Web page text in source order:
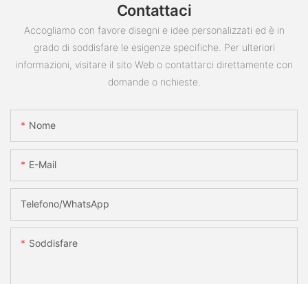
Contattaci
Accogliamo con favore disegni e idee personalizzati ed è in
grado di soddisfare le esigenze specifiche. Per ulteriori
informazioni, visitare il sito Web o contattarci direttamente con
domande o richieste.
Nome
E-Mail
Telefono/WhatsApp
Soddisfare